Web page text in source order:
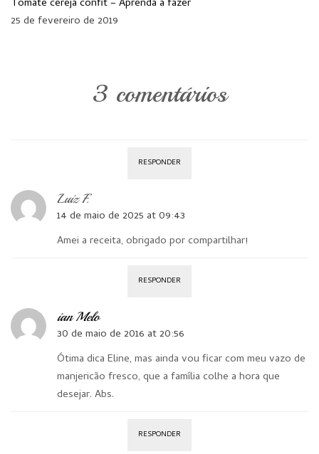
Tomate cereja confit – Aprenda a fazer
25 de fevereiro de 2019
3 comentários
RESPONDER
Luiz F.
14 de maio de 2025 at 09:43
Amei a receita, obrigado por compartilhar!
RESPONDER
ian Melo
30 de maio de 2016 at 20:56
Ótima dica Eline, mas ainda vou ficar com meu vazo de
manjericão fresco, que a família colhe a hora que
desejar. Abs.
RESPONDER